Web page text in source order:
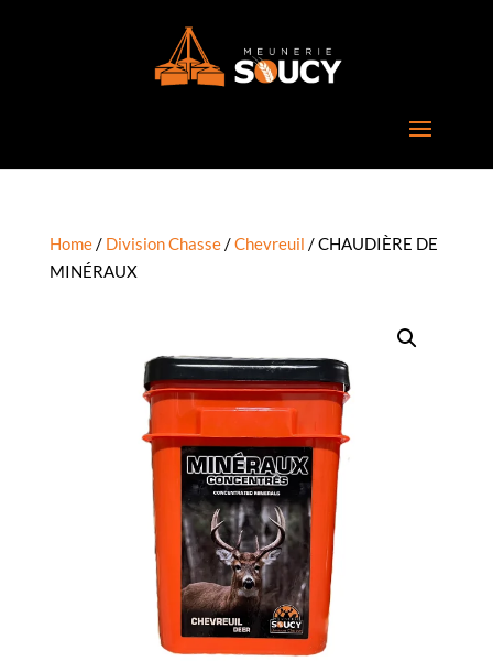
Home/ Division Chasse/Chevreuil / CHAUDIÈRE DE
MINÉRAUX